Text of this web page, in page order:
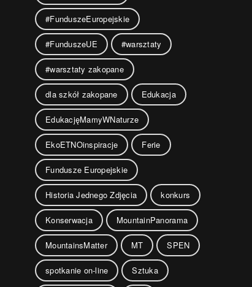
#FunduszeEuropejskie
#FunduszeUE #warsztaty
#warsztaty zakopane
dla szkół zakopane Edukacja
EdukacjęMamyWNaturze
EkoETNOinspiracje Ferie
Fundusze Europejskie
Historia Jednego Zdjęcia konkurs
Konserwacja MountainPanorama
MountainsMatter MT SPEN
spotkanie on-line Sztuka